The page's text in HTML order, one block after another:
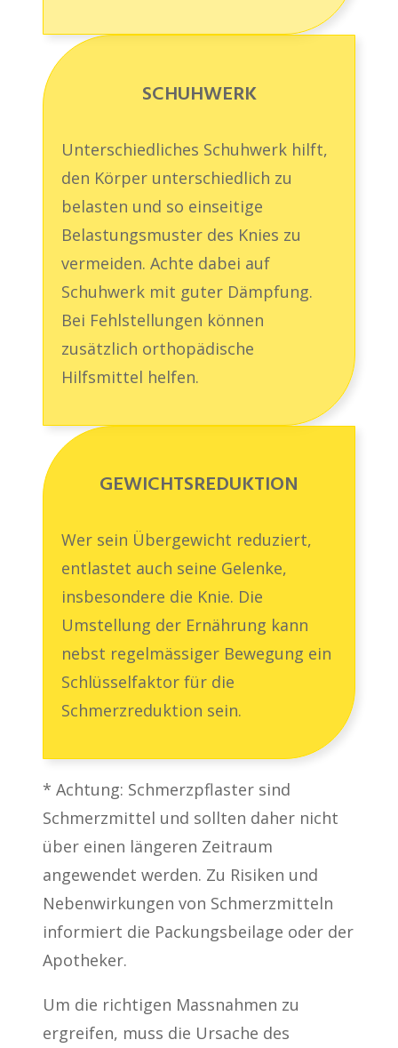
SCHUHWERK
Unterschiedliches Schuhwerk hilft,
den Körper unterschiedlich zu
belasten und so einseitige
Belastungsmuster des Knies zu
vermeiden. Achte dabei auf
Schuhwerk mit guter Dämpfung.
Bei Fehlstellungen können
zusätzlich orthopädische
Hilfsmittel helfen.
GEWICHTSREDUKTION
Wer sein Übergewicht reduziert,
entlastet auch seine Gelenke,
insbesondere die Knie. Die
Umstellung der Ernährung kann
nebst regelmässiger Bewegung ein
Schlüsselfaktor für die
Schmerzreduktion sein.
* Achtung: Schmerzpflaster sind
Schmerzmittel und sollten daher nicht
über einen längeren Zeitraum
angewendet werden. Zu Risiken und
Nebenwirkungen von Schmerzmitteln
informiert die Packungsbeilage oder der
Apotheker.
Um die richtigen Massnahmen zu
ergreifen, muss die Ursache des